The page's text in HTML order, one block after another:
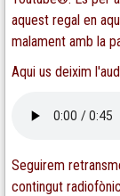
aquest regal en
malament amb la
Aqui us deixim
Seguirem
contingut